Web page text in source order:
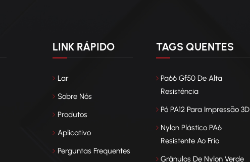
LINK RÁPIDO
Lar
Sobre Nós
Produtos
Aplicativo
Perguntas Frequentes
TAGS QUENTES
Pa66 Gf50 De Alta
Resistência
Pó PA12 Para Impressão 3D
Nylon Plástico PA6
Resistente Ao Frio
Grânulos De Nylon Verde